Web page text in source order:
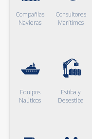
Compañías
Navieras
Consultores
Marítimos
Equipos
Naúticos
Estiba y
Desestiba